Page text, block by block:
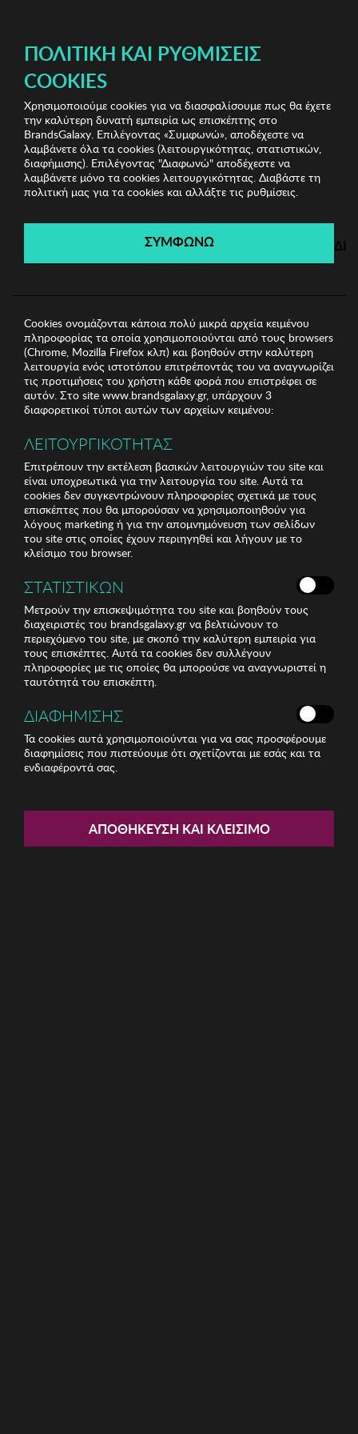
Vince Camuto Bags Γυναικείες Τσάντες
Γυναικεία
Τσάντα Vince Camuto
Vince Camuto Bags
Λήγει σε: 00ημέρες | 00ώρες 00λεπτά 00δευτ.
Γυναικεία Τσάντα Vince Camuto
ΠΟΛΙΤΙΚΉ ΚΑΙ ΡΥΘΜΊΣΕΙΣ
COOKIES
Χρησιμοποιούμε cookies για να διασφαλίσουμε πως θα έχετε
την καλύτερη δυνατή εμπειρία ως επισκέπτης στο
BrandsGalaxy. Επιλέγοντας «Συμφωνώ», αποδέχεστε να
λαμβάνετε όλα τα cookies (λειτουργικότητας, στατιστικών,
διαφήμισης). Επιλέγοντας "Διαφωνώ" αποδέχεστε να
λαμβάνετε μόνο τα cookies λειτουργικότητας. Διαβάστε τη
πολιτική μας για τα cookies και αλλάξτε τις ρυθμίσεις.
ΣΥΜΦΩΝΩ
Cookies ονομάζονται κάποια πολύ μικρά αρχεία κειμένου
πληροφορίας τα οποία χρησιμοποιούνται από τους browsers
(Chrome, Mozilla Firefox κλπ) και βοηθούν στην καλύτερη
λειτουργία ενός ιστοτόπου επιτρέποντάς του να αναγνωρίζει
τις προτιμήσεις του χρήστη κάθε φορά που επιστρέφει σε
αυτόν. Στο site www.brandsgalaxy.gr, υπάρχουν 3
διαφορετικοί τύποι αυτών των αρχείων κειμένου:
ΛΕΙΤΟΥΡΓΙΚΟΤΗΤΑΣ
Επιτρέπουν την εκτέλεση βασικών λειτουργιών του site και
είναι υποχρεωτικά για την λειτουργία του site. Αυτά τα
cookies δεν συγκεντρώνουν πληροφορίες σχετικά με τους
επισκέπτες που θα μπορούσαν να χρησιμοποιηθούν για
λόγους marketing ή για την απομνημόνευση των σελίδων
του site στις οποίες έχουν περιηγηθεί και λήγουν με το
κλείσιμο του browser.
ΣΤΑΤΙΣΤΙΚΩΝ
Μετρούν την επισκεψιμότητα του site και βοηθούν τους
διαχειριστές του brandsgalaxy.gr να βελτιώνουν το
περιεχόμενο του site, με σκοπό την καλύτερη εμπειρία για
τους επισκέπτες. Αυτά τα cookies δεν συλλέγουν
πληροφορίες με τις οποίες θα μπορούσε να αναγνωριστεί η
ταυτότητά του επισκέπτη.
ΔΙΑΦΗΜΙΣΗΣ
Τα cookies αυτά χρησιμοποιούνται για να σας προσφέρουμε
διαφημίσεις που πιστεύουμε ότι σχετίζονται με εσάς και τα
ενδιαφέροντά σας.
ΑΠΟΘΉΚΕΥΣΗ ΚΑΙ ΚΛΕΊΣΙΜΟ